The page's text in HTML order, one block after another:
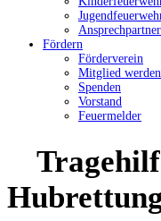
Ansprechpartner
Fördern
Förderverein
Mitglied werden
Spenden
Vorstand
Feuermelder